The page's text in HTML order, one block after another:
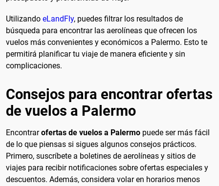
Utilizando eLandFly, puedes filtrar los resultados de
búsqueda para encontrar las aerolíneas que ofrecen los
vuelos más convenientes y económicos a Palermo. Esto te
permitirá planificar tu viaje de manera eficiente y sin
complicaciones.
Consejos para encontrar ofertas
de vuelos a Palermo
Encontrarofertas de vuelos a Palermo puede ser más fácil
de lo que piensas si sigues algunos consejos prácticos.
Primero, suscríbete a boletines de aerolíneas y sitios de
viajes para recibir notificaciones sobre ofertas especiales y
descuentos. Además, considera volar en horarios menos